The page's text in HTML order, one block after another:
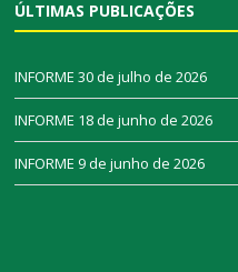
ÚLTIMAS PUBLICAÇÕES
INFORME 30 de julho de 2026
INFORME 18 de junho de 2026
INFORME 9 de junho de 2026